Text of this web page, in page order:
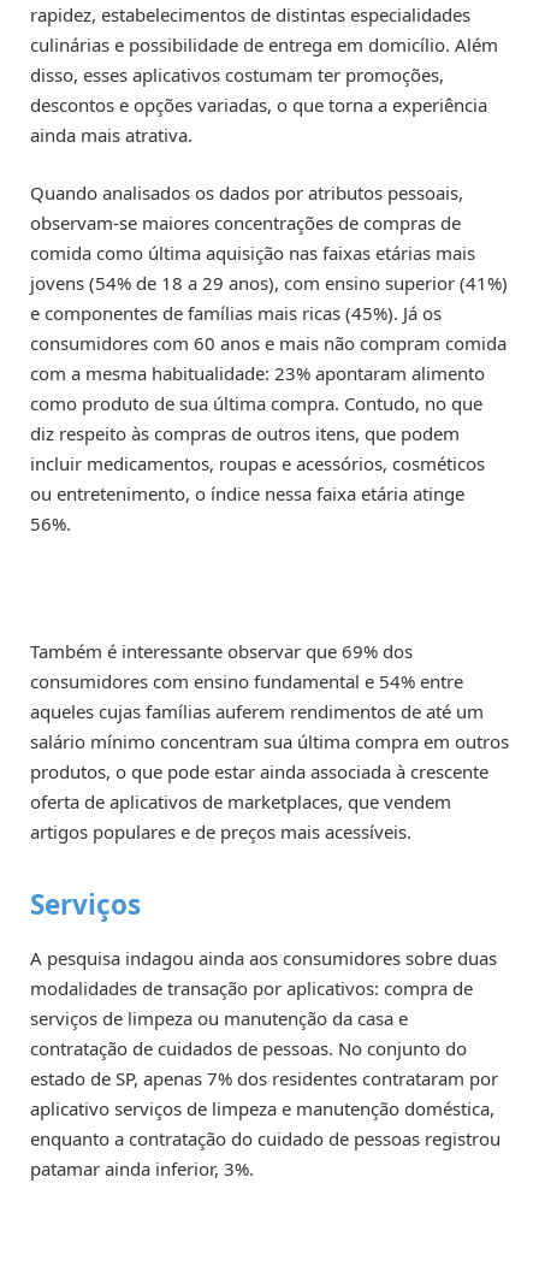
rapidez, estabelecimentos de distintas especialidades
culinárias e possibilidade de entrega em domicílio. Além
disso, esses aplicativos costumam ter promoções,
descontos e opções variadas, o que torna a experiência
ainda mais atrativa.
Quando analisados os dados por atributos pessoais,
observam-se maiores concentrações de compras de
comida como última aquisição nas faixas etárias mais
jovens (54% de 18 a 29 anos), com ensino superior (41%)
e componentes de famílias mais ricas (45%). Já os
consumidores com 60 anos e mais não compram comida
com a mesma habitualidade: 23% apontaram alimento
como produto de sua última compra. Contudo, no que
diz respeito às compras de outros itens, que podem
incluir medicamentos, roupas e acessórios, cosméticos
ou entretenimento, o índice nessa faixa etária atinge
56%.
Também é interessante observar que 69% dos
consumidores com ensino fundamental e 54% entre
aqueles cujas famílias auferem rendimentos de até um
salário mínimo concentram sua última compra em outros
produtos, o que pode estar ainda associada à crescente
oferta de aplicativos de marketplaces, que vendem
artigos populares e de preços mais acessíveis.
Serviços
A pesquisa indagou ainda aos consumidores sobre duas
modalidades de transação por aplicativos: compra de
serviços de limpeza ou manutenção da casa e
contratação de cuidados de pessoas. No conjunto do
estado de SP, apenas 7% dos residentes contrataram por
aplicativo serviços de limpeza e manutenção doméstica,
enquanto a contratação do cuidado de pessoas registrou
patamar ainda inferior, 3%.